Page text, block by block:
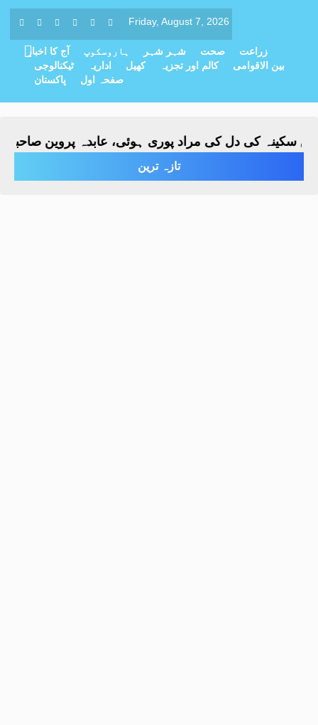
Friday, August 7, 2026
آج کا اخبار ہاروسکوپ شہر شہر صحت
زراعت
ٹیکنالوجی
اداریہ کھیل کالم اور تجزیہ
بین الاقوامی
پاکستان
صفحہ اول
کی دل کی مراد پوری ہوئی، عابدہ پروین صاحبہ نے
تازہ ترین